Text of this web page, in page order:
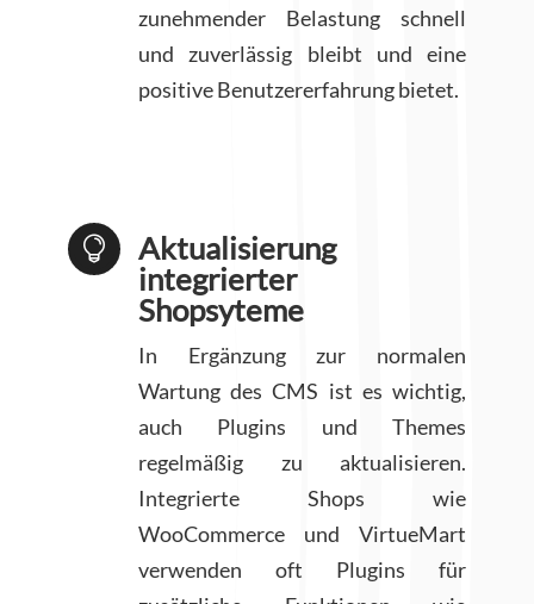
zunehmender Belastung schnell
und zuverlässig bleibt und eine
positive Benutzererfahrung bietet.

Aktualisierung
integrierter
Shopsyteme
In Ergänzung zur normalen
Wartung des CMS ist es wichtig,
auch Plugins und Themes
regelmäßig zu aktualisieren.
Integrierte Shops wie
WooCommerce und VirtueMart
verwenden oft Plugins für